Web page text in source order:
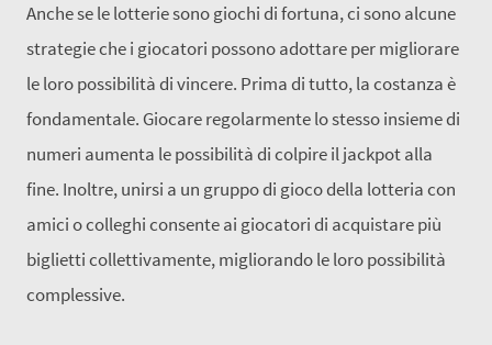
Anche se le lotterie sono giochi di fortuna, ci sono alcune
strategie che i giocatori possono adottare per migliorare
le loro possibilità di vincere. Prima di tutto, la costanza è
fondamentale. Giocare regolarmente lo stesso insieme di
numeri aumenta le possibilità di colpire il jackpot alla
fine. Inoltre, unirsi a un gruppo di gioco della lotteria con
amici o colleghi consente ai giocatori di acquistare più
biglietti collettivamente, migliorando le loro possibilità
complessive.